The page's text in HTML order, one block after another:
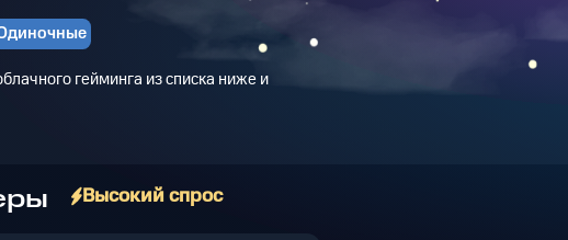
гейминга из списка ниже и
Высокий спрос